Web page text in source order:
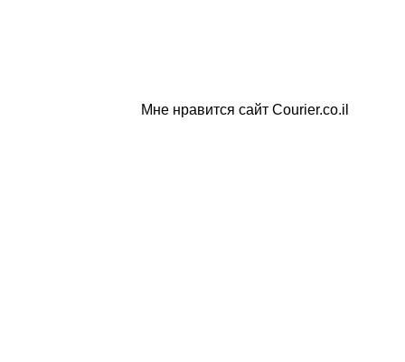
Мне нравится сайт Courier.co.il